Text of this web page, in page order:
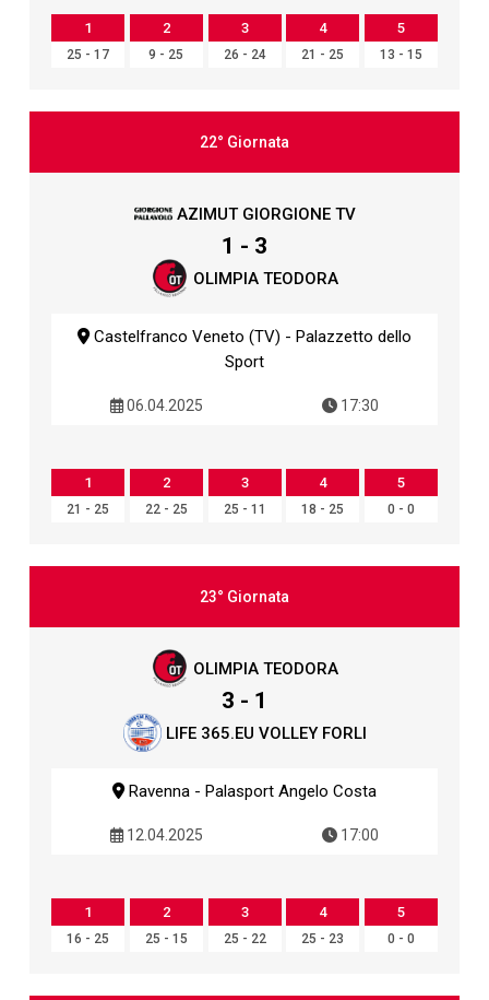
1
25 - 17
2
9 - 25
3
26 - 24
4
21 - 25
5
13 - 15
22° Giornata
AZIMUT GIORGIONE TV
1 - 3
OLIMPIA TEODORA
Castelfranco Veneto (TV) - Palazzetto dello
Sport
06.04.2025 17:30
1
21 - 25
2
22 - 25
3
25 - 11
4
18 - 25
5
0 - 0
23° Giornata
OLIMPIA TEODORA
3 - 1
LIFE 365.EU VOLLEY FORLI
Ravenna - Palasport Angelo Costa
12.04.2025 17:00
1
16 - 25
2
25 - 15
3
25 - 22
4
25 - 23
5
0 - 0